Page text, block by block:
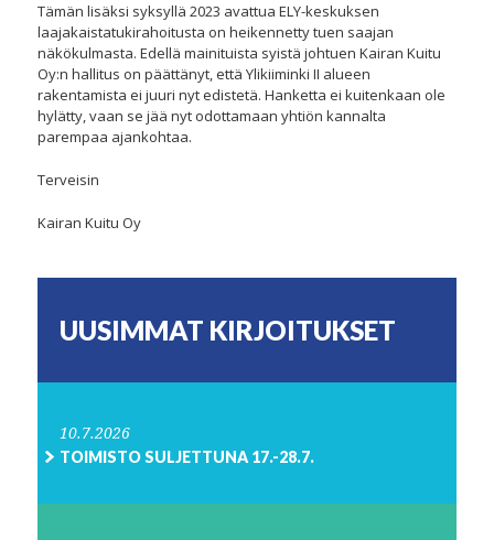
Tämän lisäksi syksyllä 2023 avattua ELY-keskuksen
laajakaistatukirahoitusta on heikennetty tuen saajan
näkökulmasta. Edellä mainituista syistä johtuen Kairan Kuitu
Oy:n hallitus on päättänyt, että Ylikiiminki II alueen
rakentamista ei juuri nyt edistetä. Hanketta ei kuitenkaan ole
hylätty, vaan se jää nyt odottamaan yhtiön kannalta
parempaa ajankohtaa.
Terveisin
Kairan Kuitu Oy
UUSIMMAT KIRJOITUKSET
10.7.2026
TOIMISTO SULJETTUNA 17.-28.7.